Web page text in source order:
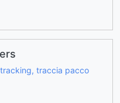
traccia pacco